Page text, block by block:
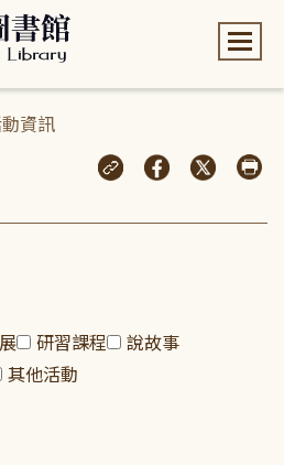
資訊
研習課程
說故事
其他活動